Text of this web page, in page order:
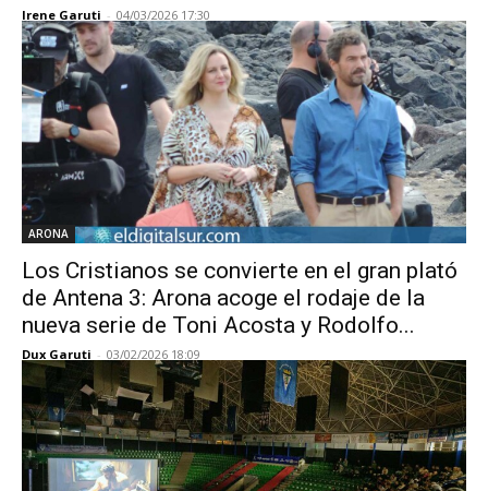
Irene Garuti - 04/03/2026 17:30
ARONA
Los Cristianos se convierte en el gran plató
de Antena 3: Arona acoge el rodaje de la
nueva serie de Toni Acosta y Rodolfo...
Dux Garuti - 03/02/2026 18:09